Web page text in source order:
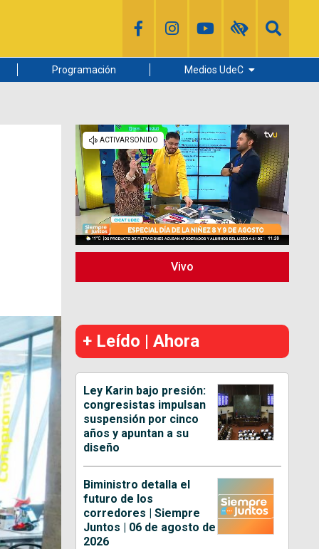
Programación Medios UdeC
Radio UdeC
Noticias UdeC
La Discusión
Vivo
+ Leído | Ahora
Ley Karin bajo presión:
congresistas impulsan
suspensión por cinco
años y apuntan a su
diseño
Biministro detalla el
futuro de los
corredores | Siempre
Juntos | 06 de agosto de
2026